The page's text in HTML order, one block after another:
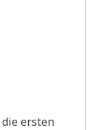
die ersten